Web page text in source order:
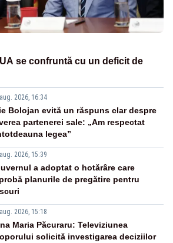
se confruntă cu un deficit de
2026, 16:34
Bolojan evită un răspuns clar despre
partenerei sale: „Am respectat
legea”
2026, 15:39
a adoptat o hotărâre care
planurile de pregătire pentru
2026, 15:18
Maria Păcuraru: Televiziunea
solicită investigarea deciziilor